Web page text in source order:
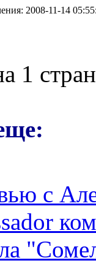
2008-11-14
1
с